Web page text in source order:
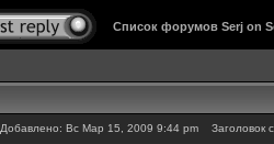
Список форумов Serj on
Добавлено: Вс Мар 15, 2009 9:44 pm Заголовок